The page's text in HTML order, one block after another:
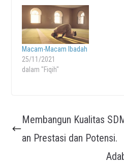
Macam-Macam Ibadah
25/11/2021
dalam "Fiqih"
Membangun Kualitas
an Prestasi dan Potensi.